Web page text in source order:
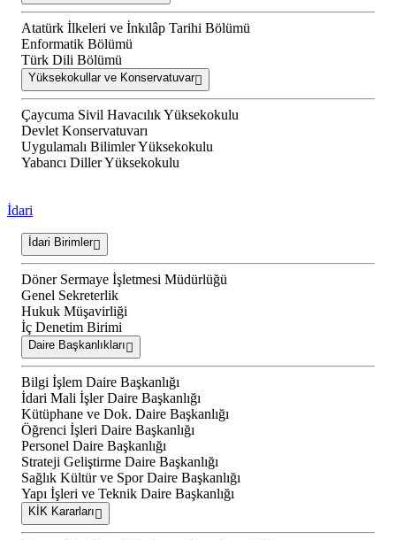
Atatürk İlkeleri ve İnkılâp Tarihi Bölümü
Enformatik Bölümü
Türk Dili Bölümü
Yüksekokullar ve Konservatuvar
Çaycuma Sivil Havacılık Yüksekokulu
Devlet Konservatuvarı
Uygulamalı Bilimler Yüksekokulu
Yabancı Diller Yüksekokulu
İdari
İdari Birimler
Döner Sermaye İşletmesi Müdürlüğü
Genel Sekreterlik
Hukuk Müşavirliği
İç Denetim Birimi
Daire Başkanlıkları
Bilgi İşlem Daire Başkanlığı
İdari Mali İşler Daire Başkanlığı
Kütüphane ve Dok. Daire Başkanlığı
Öğrenci İşleri Daire Başkanlığı
Personel Daire Başkanlığı
Strateji Geliştirme Daire Başkanlığı
Sağlık Kültür ve Spor Daire Başkanlığı
Yapı İşleri ve Teknik Daire Başkanlığı
KİK Kararları